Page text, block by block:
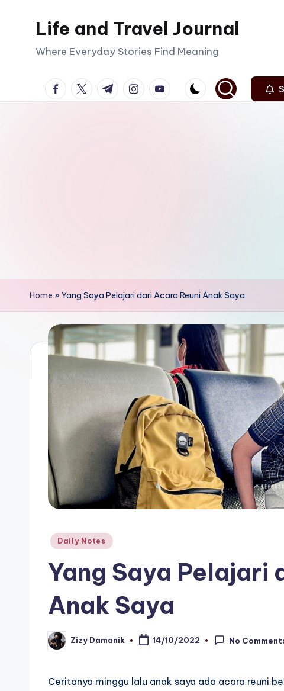
Life and Travel Journal
Where Everyday Stories Find Meaning
facebook.com
twitter.com
t.me instagram.com
youtube.com
Home »Yang Saya Pelajari dari Acara Reuni Anak Saya
Posted
Daily Notes
Yang Saya Pelajari
Anak Saya
Posted
by
Zizy Damanik 14/10/2022 No
Ceritanya minggu lalu anak saya ada acara reuni